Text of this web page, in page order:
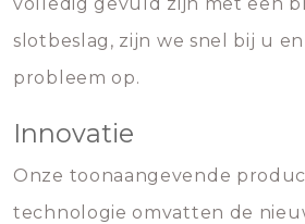
slotbeslag, zijn we snel bij u
probleem op.
Innovatie
Onze toonaangevende
technologie omvatten de